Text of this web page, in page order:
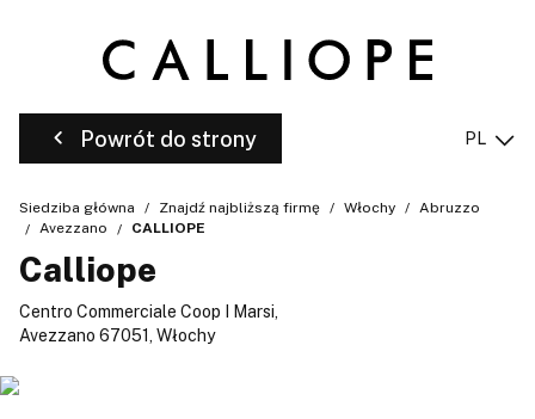
Powrót do strony PL
Siedziba główna Znajdź najbliższą firmę Włochy
Abruzzo
Avezzano
CALLIOPE
Calliope
Centro Commerciale Coop I Marsi,
Avezzano 67051, Włochy